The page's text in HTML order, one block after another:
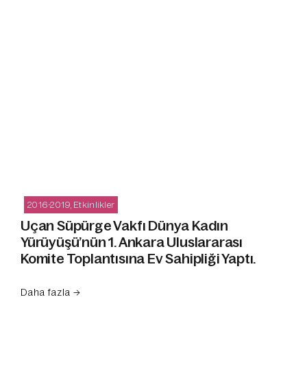
2016-2019, Etkinlikler
Uçan Süpürge Vakfı Dünya Kadın
Yürüyüşü’nün 1. Ankara Uluslararası
Komite Toplantısına Ev Sahipliği Yaptı.
Daha fazla →